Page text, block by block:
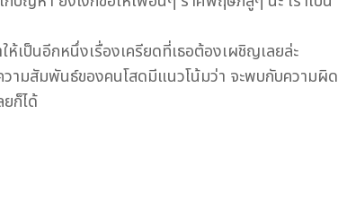
ห้เป็นอีกหนึ่งเรื่องเครียดที่เธอต้องเผชิญเลยล่ะ
วามสัมพันธ์ของคนโสดมีแนวโน้มว่า จะพบกับความผิด
ก็ได้